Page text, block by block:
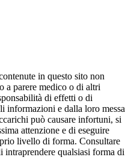
in questo sito non
a parere medico o di altri
di effetti o di
informazioni e dalla loro messa
può causare infortuni, si
attenzione e di eseguire
livello di forma. Consultare
qualsiasi forma di